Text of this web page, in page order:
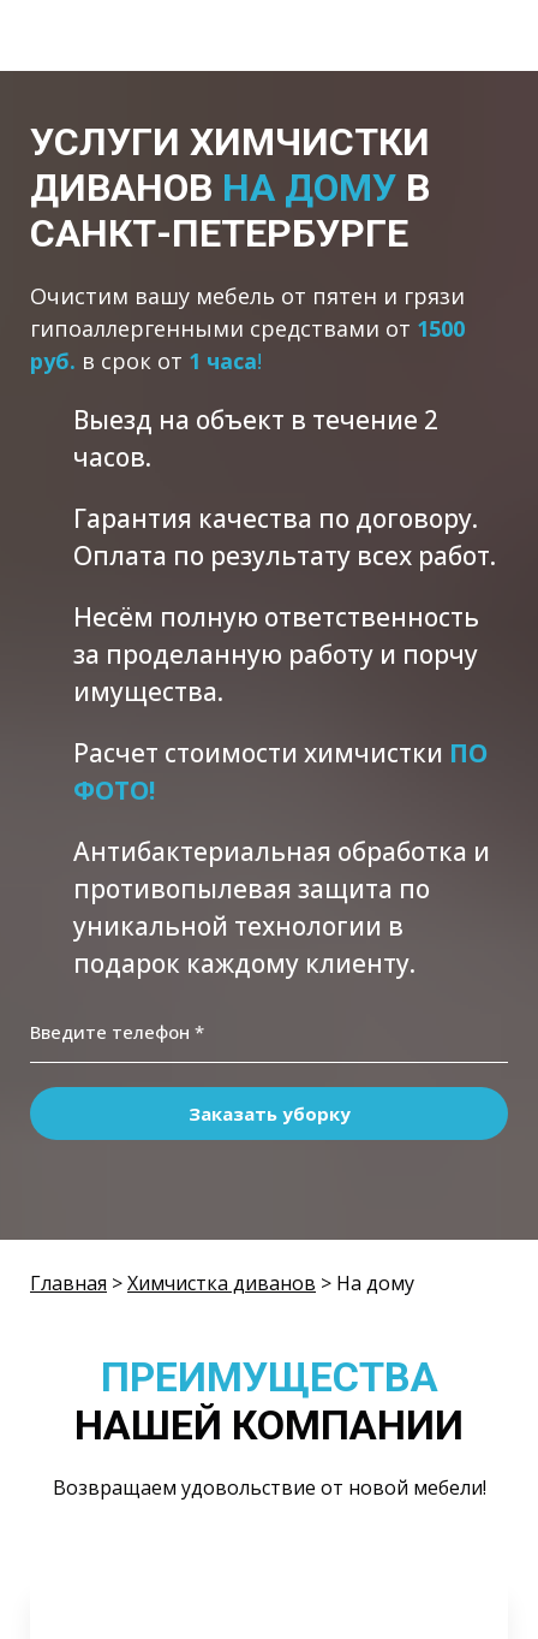
УСЛУГИ ХИМЧИСТКИ
ДИВАНОВ НА ДОМУ В
САНКТ-ПЕТЕРБУРГЕ
Очистим вашу мебель от пятен и грязи
гипоаллергенными средствами от 1500
руб. в срок от 1 часа!
Выезд на объект в течение 2
часов.
Гарантия качества по договору.
Оплата по результату всех работ.
Несём полную ответственность
за проделанную работу и порчу
имущества.
Расчет стоимости химчистки ПО
ФОТО!
Антибактериальная обработка и
противопылевая защита по
уникальной технологии в
подарок каждому клиенту.
Введите телефон *
Заказать уборку
Главная >Химчистка диванов > На дому
ПРЕИМУЩЕСТВА
НАШЕЙ КОМПАНИИ
Возвращаем удовольствие от новой мебели!